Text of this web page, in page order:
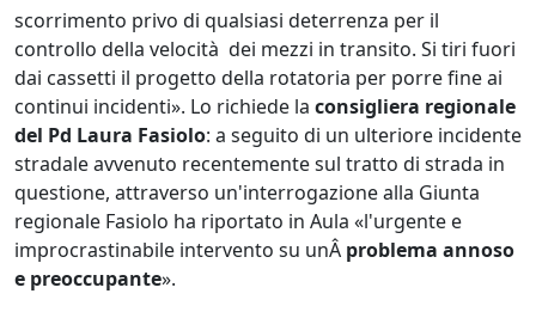
scorrimento privo di qualsiasi deterrenza per il
controllo della velocità dei mezzi in transito. Si tiri fuori
dai cassetti il progetto della rotatoria per porre fine ai
continui incidenti». Lo richiede la consigliera regionale
del Pd Laura Fasiolo: a seguito di un ulteriore incidente
stradale avvenuto recentemente sul tratto di strada in
questione, attraverso un'interrogazione alla Giunta
regionale Fasiolo ha riportato in Aula «l'urgente e
improcrastinabile intervento su unÂ problema annoso
e preoccupante».